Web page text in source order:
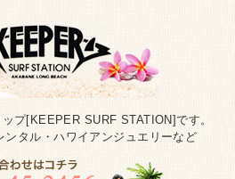
プ[KEEPER SURF STATION]です。
ンタル・ハワイアンジュエリーなど